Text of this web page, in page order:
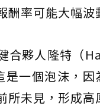
率可能大幅波
合夥人隆特（
一個泡沫，
未見，形成高